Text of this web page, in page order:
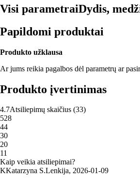
Visi parametraiDydis,
Papildomi produktai
Produkto užklausa
Ar jums reikia pagalbos dėl parametrų ar
Produkto įvertinimas
4.7Atsiliepimų skaičius (33)
528
44
30
20
11
Kaip veikia atsiliepimai?
KKatarzyna S.Lenkija, 2026‑01‑09